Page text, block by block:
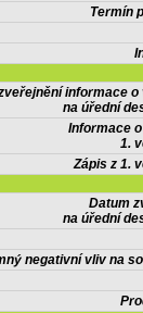
Termín
informace
na úřední
Informace
1.
Zápis z 1.
Datum
na úřední
negativní vliv na